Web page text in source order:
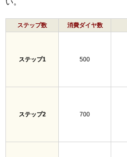
ステップ数 消費ダイヤ数
ステップ1 500
ステップ2 700